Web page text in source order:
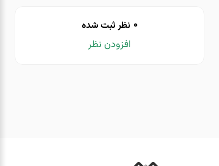
0 نظر ثبت شده
افزودن نظر